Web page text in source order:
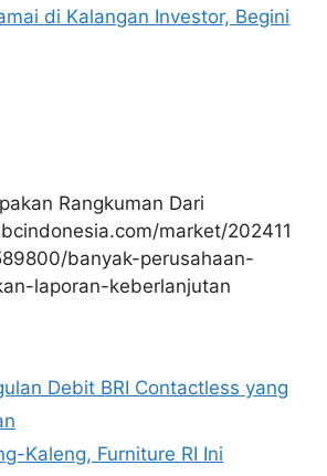
di Kalangan Investor, Begini
Rangkuman Dari
market/202411
banyak-perusahaan-
laporan-keberlanjutan
Debit BRI Contactless yang
Kaleng, Furniture RI Ini